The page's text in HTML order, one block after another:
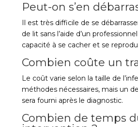
Peut-on s’en
Il est très difficile de se
de lit sans l’aide d’un
capacité à se cacher et se
Combien coûte un
Le coût varie selon la taille de
méthodes nécessaires, mais un
sera fourni après le diagnostic.
Combien de temps